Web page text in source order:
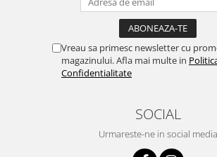
Vreau sa primesc newsletter cu
magazinului. Afla mai multe in
Confidentialitate
SOCIAL
Urmareste-ne in social media